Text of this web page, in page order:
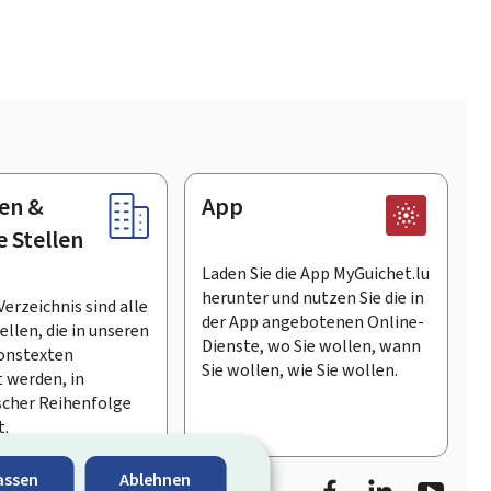
Ablehnen
&
Stellen
sind alle
die in unseren
in
Reihenfolge
App
Laden Sie die App MyGuichet.lu
herunter und nutzen Sie die in
der App angebotenen Online-
Dienste, wo Sie wollen, wann
Sie wollen, wie Sie wollen.
FacebookLinkedIn